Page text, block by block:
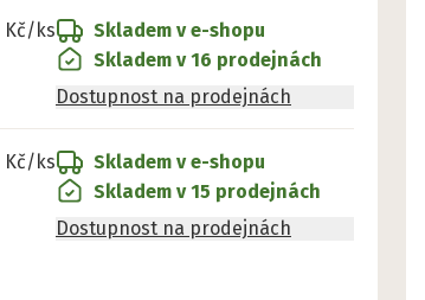
Kč/ks
Skladem v e-shopu
Skladem v 16 prodejnách
Dostupnost na prodejnách
Kč/ks
Skladem v e-shopu
Skladem v 15 prodejnách
Dostupnost na prodejnách